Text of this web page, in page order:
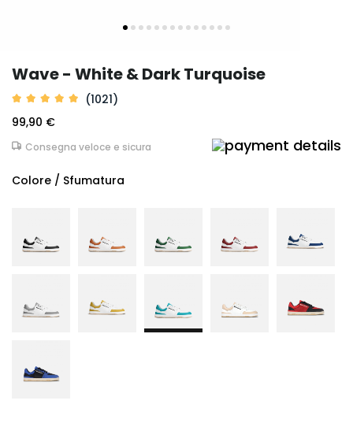
Wave - White & Dark Turquoise
(1021)
99,90 €
Consegna veloce e sicura
Colore / Sfumatura